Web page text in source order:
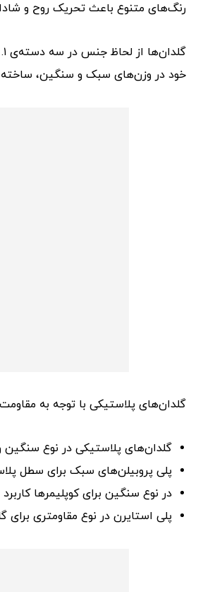
رنگ‌های متنوع باعث تحریک روح و
خود در وزن‌های سبک و سنگین،
گلدان‌های پلاستیکی با توجه به
گلدان‌های پلاستیکی در نوع
پلی پروبیلن‌های سبک برای سطل
در نوع سنگین برای کوپلیمرها کاربرد
پلی استایرن در نوع مقاومتری